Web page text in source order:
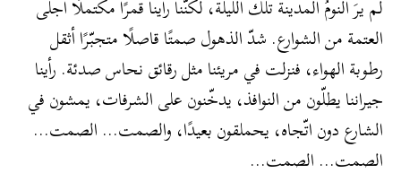
لم يرَ النومُ المدينة تلك الليلة، لكنّنا رأينا قمرًا مكتملًا أجلى
العتمة من الشوارع. شدّ الذهول صمتًا قاصلًا متجبّرًا أثقل
رطوبة الهواء، فنزلت في مريئنا مثل رقائق نحاس صدئة. رأينا
جيراننا يطلّون من النوافذ، يدخّنون على الشرفات، يمشون في
الشارع دون اتّجاه، يحملقون بعيدًا، والصمت… الصمت…
الصمت… الصمت…